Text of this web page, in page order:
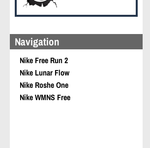
Navigation
Nike Free Run 2
Nike Lunar Flow
Nike Roshe One
Nike WMNS Free